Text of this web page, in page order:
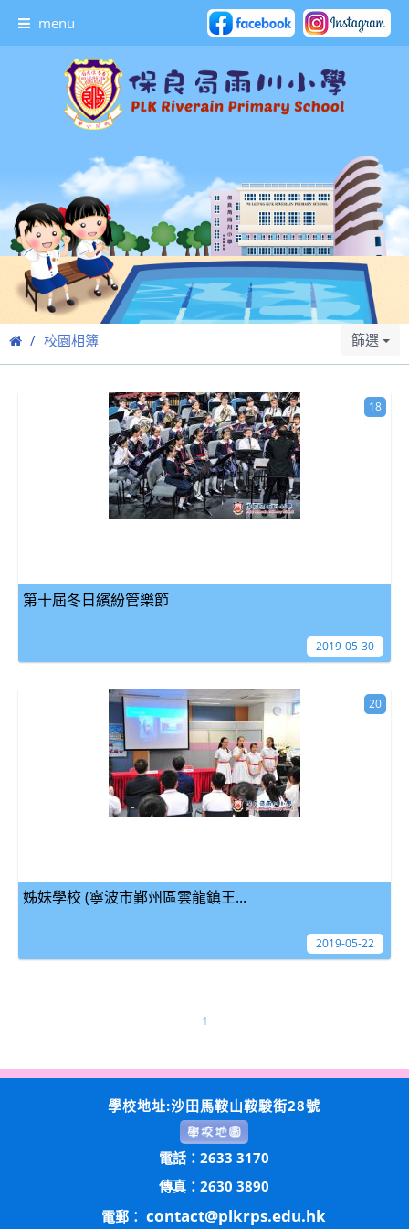
menu
校園相簿 篩選
第十屆冬日繽紛管樂節
18
2019-05-30
姊妹學校 (寧波市鄞州區雲龍鎮王...
20
2019-05-22
1
學校地址:沙田馬鞍山鞍駿街28號
電話：2633 3170
傳真：2630 3890
電郵： contact@plkrps.edu.hk